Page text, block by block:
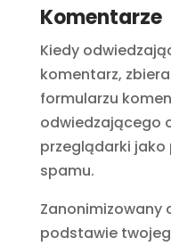
Komentarze
Kiedy
komentarz,
formularzu
odwiedzającego
przeglądarki jako
spamu.
Zanonimizowany
podstawie